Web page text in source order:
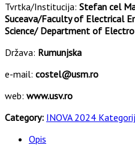
Tvrtka/Institucija: Stefan cel
Suceava/Faculty of Electrical
Science/ Department of
Država: Rumunjska
e-mail: costel@usm.ro
web: www.usv.ro
Category: INOVA 2024
Opis